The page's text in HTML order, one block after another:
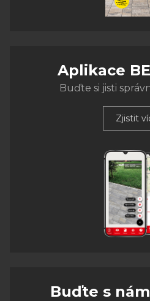
Aplikace
Buďte si jisti
Zjistit
Buďte s